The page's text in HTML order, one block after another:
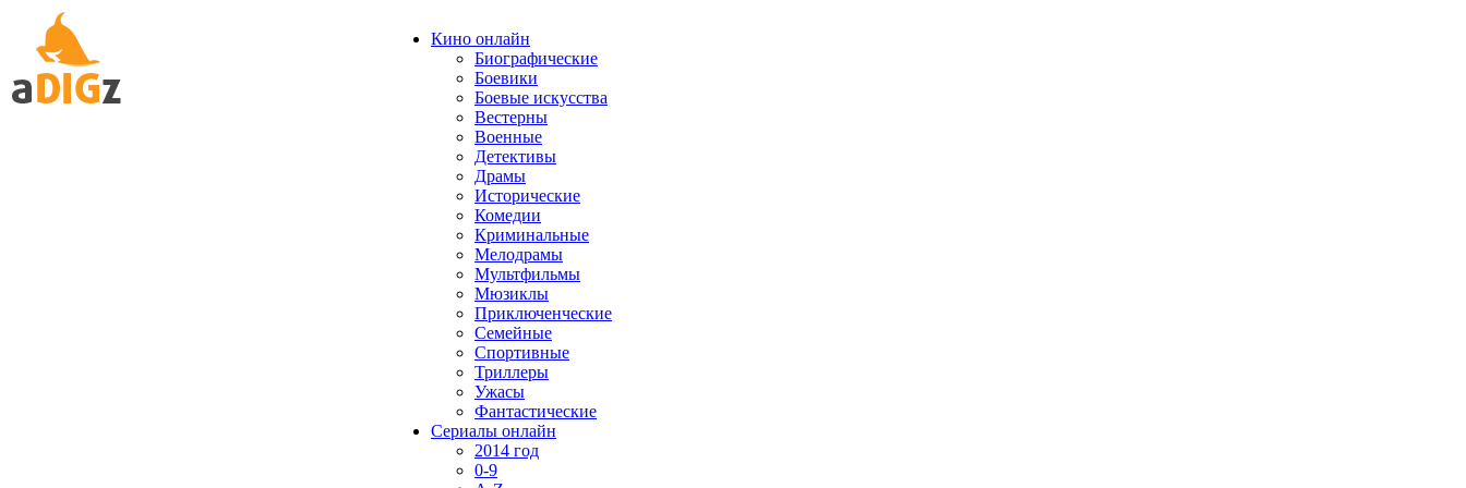
Кино онлайн
Биографические
Боевики
Боевые искусства
Вестерны
Военные
Детективы
Драмы
Исторические
Комедии
Криминальные
Мелодрамы
Мультфильмы
Мюзиклы
Приключенческие
Семейные
Спортивные
Триллеры
Ужасы
Фантастические
Сериалы онлайн
2014 год
0-9